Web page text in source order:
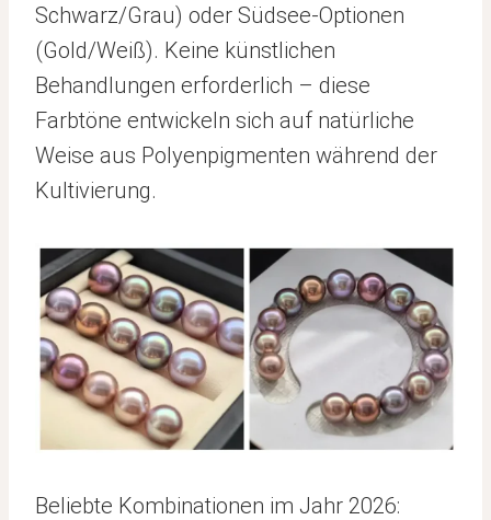
Schwarz/Grau) oder Südsee-Optionen
(Gold/Weiß). Keine künstlichen
Behandlungen erforderlich – diese
Farbtöne entwickeln sich auf natürliche
Weise aus Polyenpigmenten während der
Kultivierung.
Beliebte Kombinationen im Jahr 2026: